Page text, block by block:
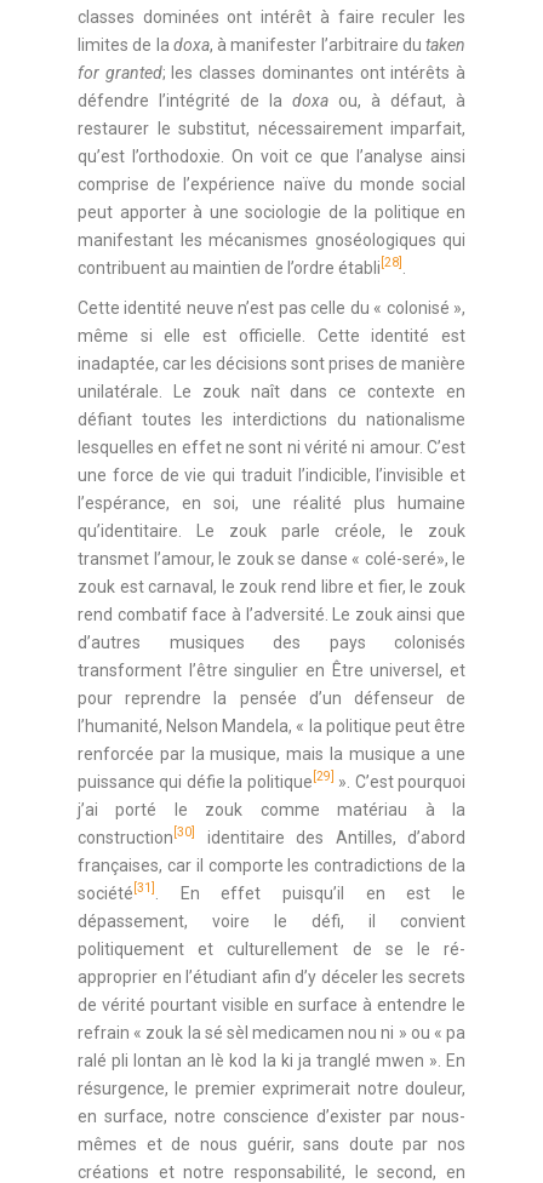
classes dominées ont intérêt à faire reculer les
limites de la doxa, à manifester l’arbitraire du taken
for granted; les classes dominantes ont intérêts à
défendre l’intégrité de la doxa ou, à défaut, à
restaurer le substitut, nécessairement imparfait,
qu’est l’orthodoxie. On voit ce que l’analyse ainsi
comprise de l’expérience naïve du monde social
peut apporter à une sociologie de la politique en
manifestant les mécanismes gnoséologiques qui
contribuent au maintien de l’ordre établi [28]
Cette identité neuve n’est pas celle du « colonisé »,
même si elle est officielle. Cette identité est
inadaptée, car les décisions sont prises de manière
unilatérale. Le zouk naît dans ce contexte en
défiant toutes les interdictions du nationalisme
lesquelles en effet ne sont ni vérité ni amour. C’est
une force de vie qui traduit l’indicible, l’invisible et
l’espérance, en soi, une réalité plus humaine
qu’identitaire. Le zouk parle créole, le zouk
transmet l’amour, le zouk se danse « colé-seré», le
zouk est carnaval, le zouk rend libre et fier, le zouk
rend combatif face à l’adversité. Le zouk ainsi que
d’autres musiques des pays colonisés
transforment l’être singulier en Être universel, et
pour reprendre la pensée d’un défenseur de
l’humanité, Nelson Mandela, « la politique peut être
renforcée par la musique, mais la musique a une
puissance qui défie la politique [29]
». C’est pourquoi
j’ai porté le zouk comme matériau à la
construction [30]
identitaire des Antilles, d’abord
françaises, car il comporte les contradictions de la
société [31]
. En effet puisqu’il en est le
dépassement, voire le défi, il convient
politiquement et culturellement de se le ré-
approprier en l’étudiant afin d’y déceler les secrets
de vérité pourtant visible en surface à entendre le
refrain « zouk la sé sèl medicamen nou ni » ou « pa
ralé pli lontan an lè kod la ki ja tranglé mwen ». En
résurgence, le premier exprimerait notre douleur,
en surface, notre conscience d’exister par nous-
mêmes et de nous guérir, sans doute par nos
créations et notre responsabilité, le second, en